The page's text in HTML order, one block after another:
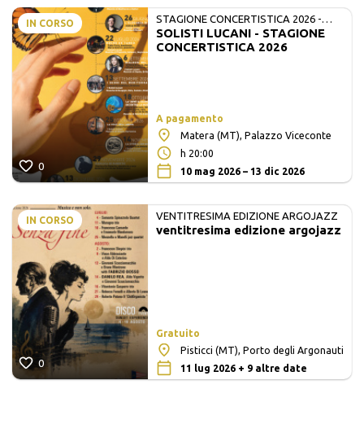
IN CORSO
0
STAGIONE CONCERTISTICA 2026 -
MATE E SOLISTI LUCANI
SOLISTI LUCANI - STAGIONE
CONCERTISTICA 2026
A pagamento
Matera (MT), Palazzo Viceconte
h 20:00
10 mag 2026 – 13 dic 2026
IN CORSO
0
VENTITRESIMA EDIZIONE ARGOJAZZ
ventitresima edizione argojazz
Gratuito
Pisticci (MT), Porto degli Argonauti
11 lug 2026 + 9 altre date